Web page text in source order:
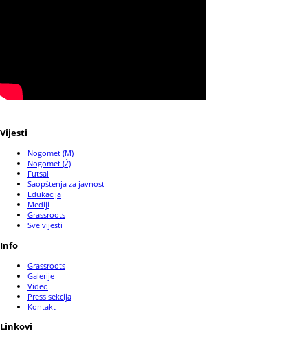
Vijesti
Nogomet (M)
Nogomet (Ž)
Futsal
Saopštenja za javnost
Edukacija
Mediji
Grassroots
Sve vijesti
Info
Grassroots
Galerije
Video
Press sekcija
Kontakt
Linkovi